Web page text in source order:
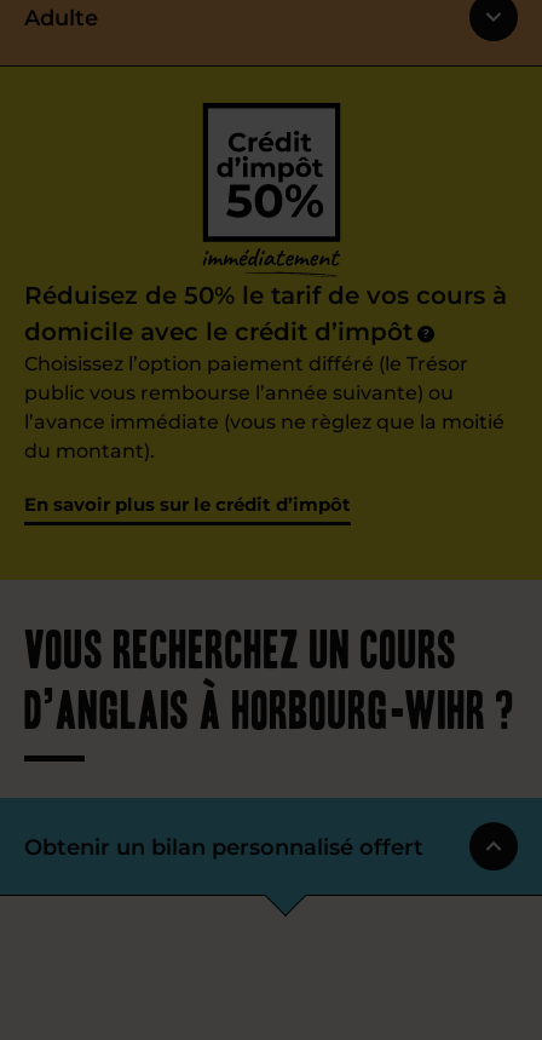
Adulte
Réduisez de 50% le tarif de vos cours à
domicile avec le crédit d’impôt
?
Choisissez l’option paiement différé (le Trésor
public vous rembourse l’année suivante) ou
l’avance immédiate (vous ne règlez que la moitié
du montant).
En savoir plus sur le crédit d’impôt
Vous recherchez un cours
d’anglais à Horbourg-Wihr ?
Obtenir un bilan personnalisé offert